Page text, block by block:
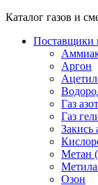
Каталог газов и
Поставщики
Аргон
Газ
Газ
Закись
Метан
Озон